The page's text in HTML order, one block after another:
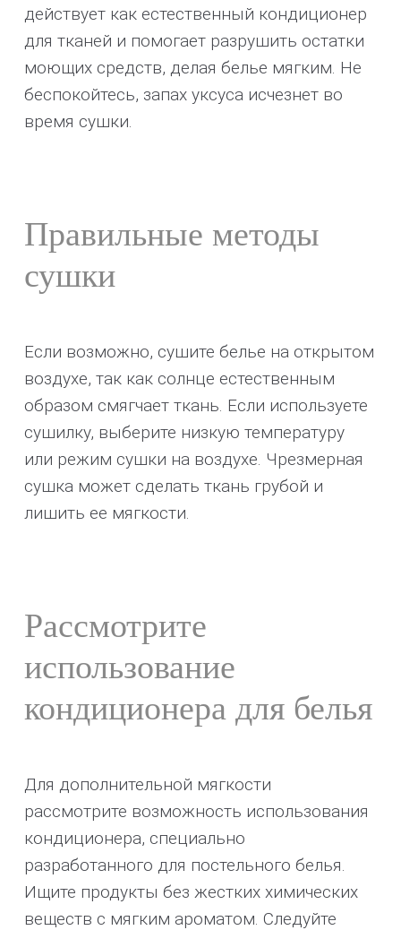
действует как естественный кондиционер
для тканей и помогает разрушить остатки
моющих средств, делая белье мягким. Не
беспокойтесь, запах уксуса исчезнет во
время сушки.
Правильные методы
сушки
Если возможно, сушите белье на открытом
воздухе, так как солнце естественным
образом смягчает ткань. Если используете
сушилку, выберите низкую температуру
или режим сушки на воздухе. Чрезмерная
сушка может сделать ткань грубой и
лишить ее мягкости.
Рассмотрите
использование
кондиционера для белья
Для дополнительной мягкости
рассмотрите возможность использования
кондиционера, специально
разработанного для постельного белья.
Ищите продукты без жестких химических
веществ с мягким ароматом. Следуйте